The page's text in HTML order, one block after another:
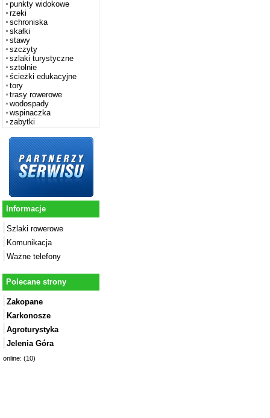
punkty widokowe
rzeki
schroniska
skałki
stawy
szczyty
szlaki turystyczne
sztolnie
ścieżki edukacyjne
tory
trasy rowerowe
wodospady
wspinaczka
zabytki
Informacje
Szlaki rowerowe
Komunikacja
Ważne telefony
Polecane strony
Zakopane
Karkonosze
Agroturystyka
Jelenia Góra
online: (10)